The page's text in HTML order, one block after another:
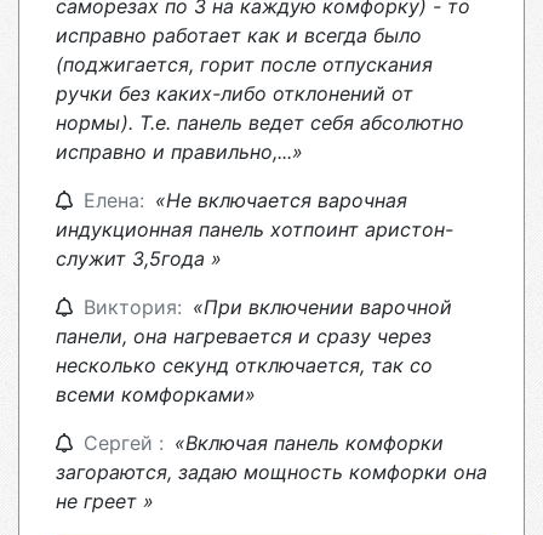
саморезах по 3 на каждую комфорку) - то
исправно работает как и всегда было
(поджигается, горит после отпускания
ручки без каких-либо отклонений от
нормы). Т.е. панель ведет себя абсолютно
исправно и правильно,...»
Елена: «Не включается варочная
индукционная панель хотпоинт аристон-
служит 3,5года »
Виктория: «При включении варочной
панели, она нагревается и сразу через
несколько секунд отключается, так со
всеми комфорками»
Сергей : «Включая панель комфорки
загораются, задаю мощность комфорки она
не греет »